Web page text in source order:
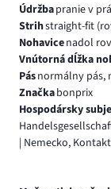
Údržbapranie v
Strihstraight-fit
Nohavicenadol
Vnútorná dĺžka
Pásnormálny pás,
Značkabonprix
Hospodársky
| Nemecko,